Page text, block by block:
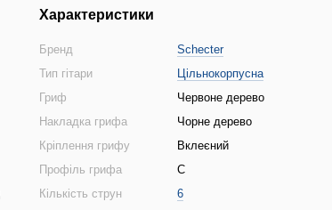
Характеристики
Бренд
Schecter
Тип гітари
Цільнокорпусна
Гриф
Червоне дерево
Накладка грифа
Чорне дерево
Кріплення грифу
Вклеєний
Профіль грифа
С
Кількість струн
6